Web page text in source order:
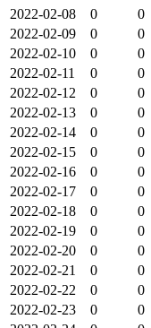
2022-02-08
0 0
2022-02-09
0 0
2022-02-10
0 0
2022-02-11
0 0
2022-02-12
0 0
2022-02-13
0 0
2022-02-14
0 0
2022-02-15
0 0
2022-02-16
0 0
2022-02-17
0 0
2022-02-18
0 0
2022-02-19
0 0
2022-02-20
0 0
2022-02-21
0 0
2022-02-22
0 0
2022-02-23
0 0